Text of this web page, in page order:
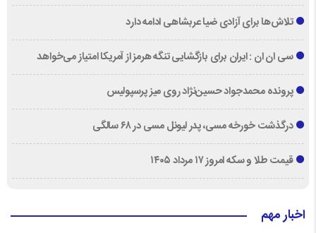
تلاش‌ها برای آزادی ضیا عربشاهی ادامه دارد
سی ان ان : ایران برای بازگشایی تنگه هرمز از آمریکا امتیاز می‌خواهد
پرونده محمدجواد حسین‌نژاد روی میز پرسپولیس
درگذشت خورخه مسی، پدر لیونل مسی در ۶۸ سالگی
قیمت طلا و سکه امروز ۱۷ مرداد ۱۴۰۵
اخبار مهم